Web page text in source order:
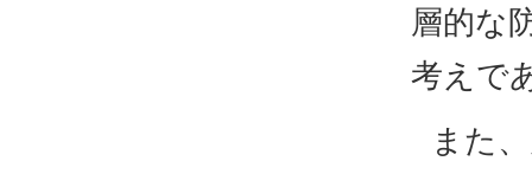
層的な
考えで
また